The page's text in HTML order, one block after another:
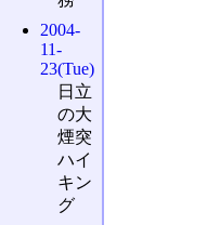
2004-
11-
23(Tue)
日立
の大
煙突
ハイ
キン
グ